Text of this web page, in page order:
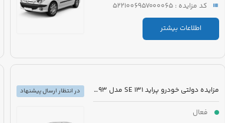
کد مزایده : 5221006957000065
اطلاعات بیشتر
مزایده دولتی خودرو پراید 131 SE مدل 1393 رنگ سفید روغنی
فعال
در انتظار ارسال پیشنهاد